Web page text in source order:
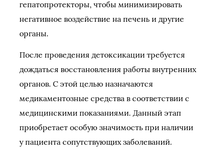
гепатопротекторы, чтобы минимизировать
негативное воздействие на печень и другие
органы.
После проведения детоксикации требуется
дождаться восстановления работы внутренних
органов. С этой целью назначаются
медикаментозные средства в соответствии с
медицинскими показаниями. Данный этап
приобретает особую значимость при наличии
у пациента сопутствующих заболеваний.